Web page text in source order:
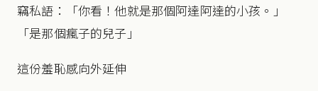
竊私語：「你看！他就是那個阿達阿達的小孩。」
「是那個瘋子的兒子」
這份羞恥感向外延伸